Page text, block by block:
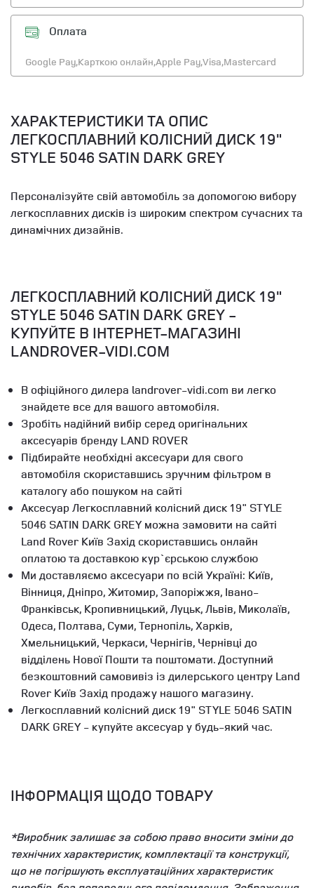
Оплата
Google Pay,Карткою онлайн,Apple Pay,Visa,Mastercard
ХАРАКТЕРИСТИКИ ТА ОПИС
ЛЕГКОСПЛАВНИЙ КОЛІСНИЙ ДИСК 19"
STYLE 5046 SATIN DARK GREY
Персоналізуйте свій автомобіль за допомогою вибору
легкосплавних дисків із широким спектром сучасних та
динамічних дизайнів.
ЛЕГКОСПЛАВНИЙ КОЛІСНИЙ ДИСК 19"
STYLE 5046 SATIN DARK GREY -
КУПУЙТЕ В ІНТЕРНЕТ-МАГАЗИНІ
LANDROVER-VIDI.COM
В офіційного дилера landrover-vidi.com ви легко
знайдете все для вашого автомобіля.
Зробіть надійний вибір серед оригінальних
аксесуарів бренду LAND ROVER
Підбирайте необхідні аксесуари для свого
автомобіля скориставшись зручним фільтром в
каталогу або пошуком на сайті
Аксесуар Легкосплавний колісний диск 19" STYLE
5046 SATIN DARK GREY можна замовити на сайті
Land Rover Київ Захід скориставшись онлайн
оплатою та доставкою кур`єрською службою
Ми доставляємо аксесуари по всій Україні: Київ,
Вінниця, Дніпро, Житомир, Запоріжжя, Івано-
Франківськ, Кропивницький, Луцьк, Львів, Миколаїв,
Одеса, Полтава, Суми, Тернопіль, Харків,
Хмельницький, Черкаси, Чернігів, Чернівці до
відділень Нової Пошти та поштомати. Доступний
безкоштовний самовивіз із дилерського центру Land
Rover Київ Захід продажу нашого магазину.
Легкосплавний колісний диск 19" STYLE 5046 SATIN
DARK GREY - купуйте аксесуар у будь-який час.
ІНФОРМАЦІЯ ЩОДО ТОВАРУ
*Виробник залишає за собою право вносити зміни до
технічних характеристик, комплектації та конструкції,
що не погіршують експлуатаційних характеристик